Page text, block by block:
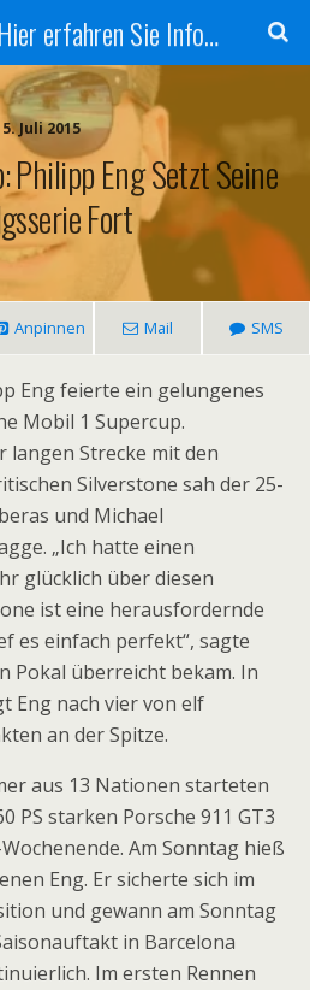
Topspeed.cc - Hier erfahren Sie Infos über die Rennsportszene mit Vollgas
5. Juli 2015
Philipp Eng Setzt Seine
Fort
Anpinnen Mail SMS
Eng feierte ein gelungenes
Mobil 1 Supercup.
langen Strecke mit den
Silverstone sah der 25-
und Michael
„Ich hatte einen
glücklich über diesen
ist eine herausfordernde
es einfach perfekt“, sagte
Pokal überreicht bekam. In
Eng nach vier von elf
an der Spitze.
aus 13 Nationen starteten
PS starken Porsche 911 GT3
Am Sonntag hieß
Eng. Er sicherte sich im
und gewann am Sonntag
in Barcelona
Im ersten Rennen